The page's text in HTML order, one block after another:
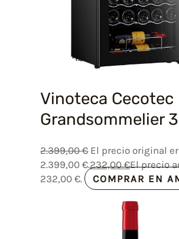
Vinoteca Cecotec
Grandsommelier
2.399,00€ El precio original
2.399,00 €.232,00€El precio
232,00 €.
COMPRAR EN